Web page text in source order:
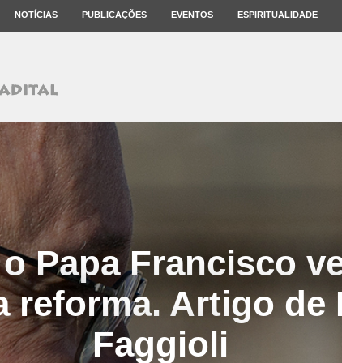
NOTÍCIAS PUBLICAÇÕES EVENTOS ESPIRITUALIDADE
Papa Francisco
reforma. Artigo de
Faggioli